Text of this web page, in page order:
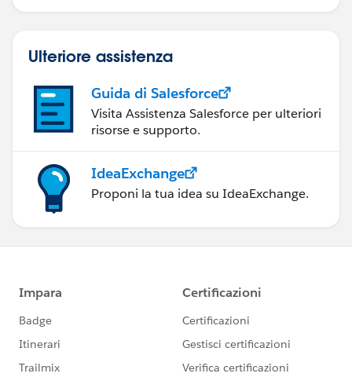
Ulteriore assistenza
Guida di Salesforce
Visita Assistenza Salesforce per ulteriori
risorse e supporto.
IdeaExchange
Proponi la tua idea su IdeaExchange.